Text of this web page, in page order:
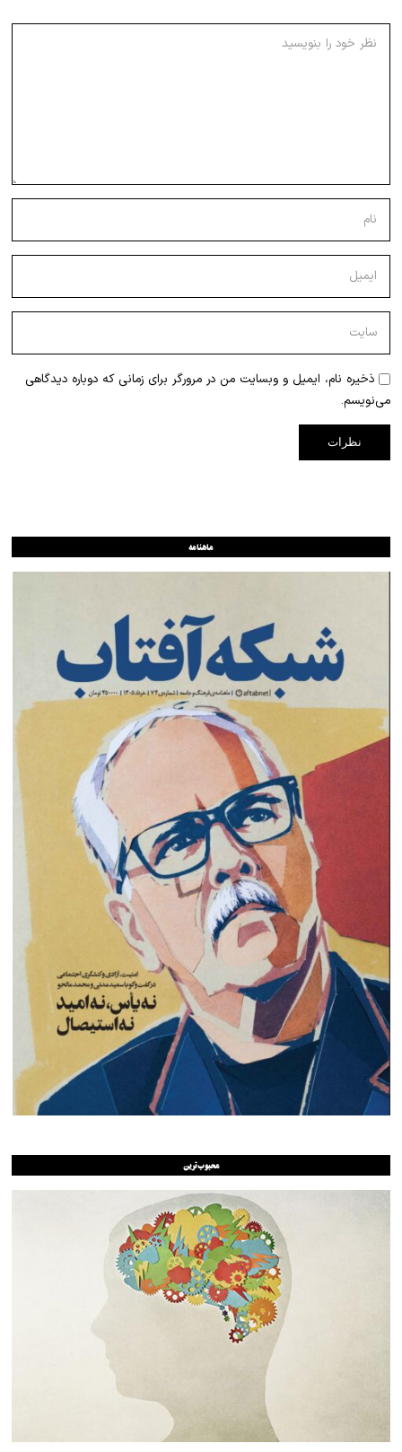
ذخیره نام، ایمیل و وبسایت من در مرورگر برای زمانی که دوباره دیدگاهی
می‌نویسم.
ماهنامه
محبوب‌ترین